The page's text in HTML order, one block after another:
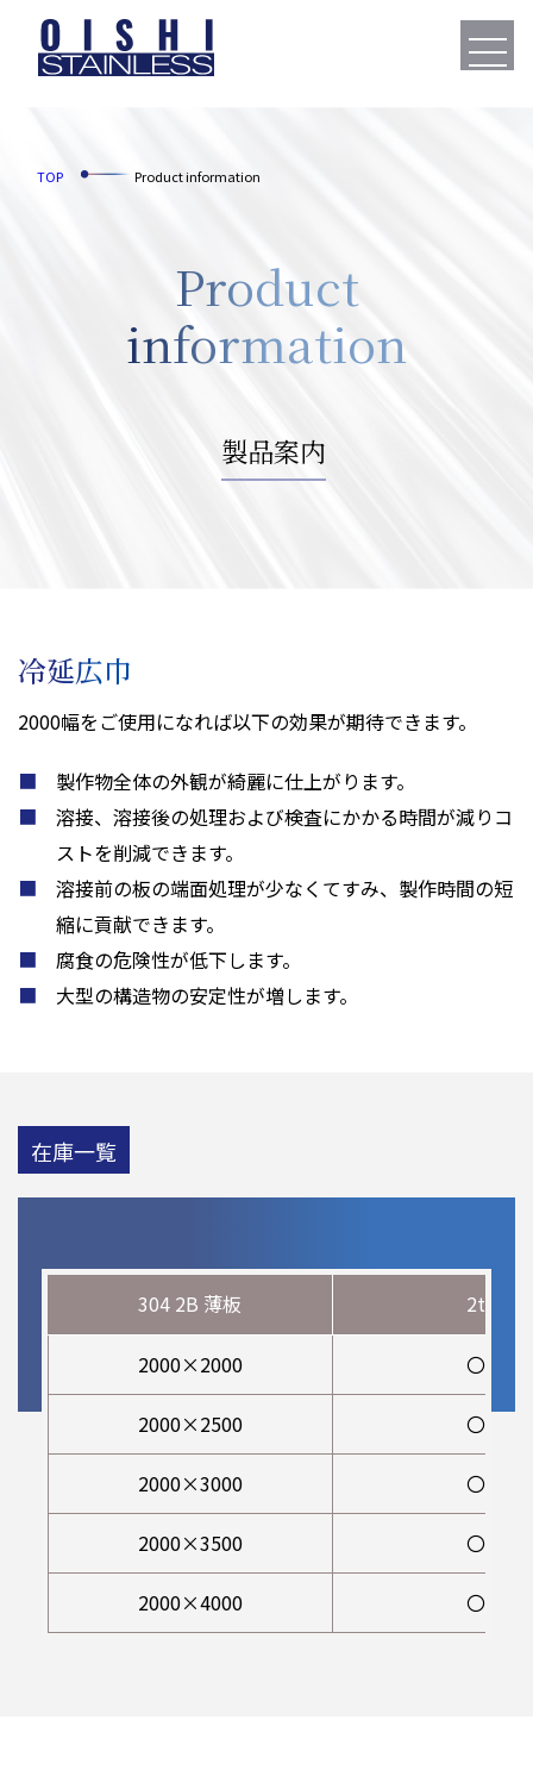
TOP Product information
Product
information
製品案内
冷延広巾
2000幅をご使用になれば以下の効果が期待できます。
製作物全体の外観が綺麗に仕上がります。
溶接、溶接後の処理および検査にかかる時間が減りコ
ストを削減できます。
溶接前の板の端面処理が少なくてすみ、製作時間の短
縮に貢献できます。
腐食の危険性が低下します。
大型の構造物の安定性が増します。
在庫一覧
304 2B 薄板 2t
2000×2000 〇
2000×2500 〇
2000×3000 〇
2000×3500 〇
2000×4000 〇